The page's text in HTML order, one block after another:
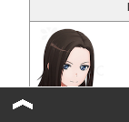
レイヤ